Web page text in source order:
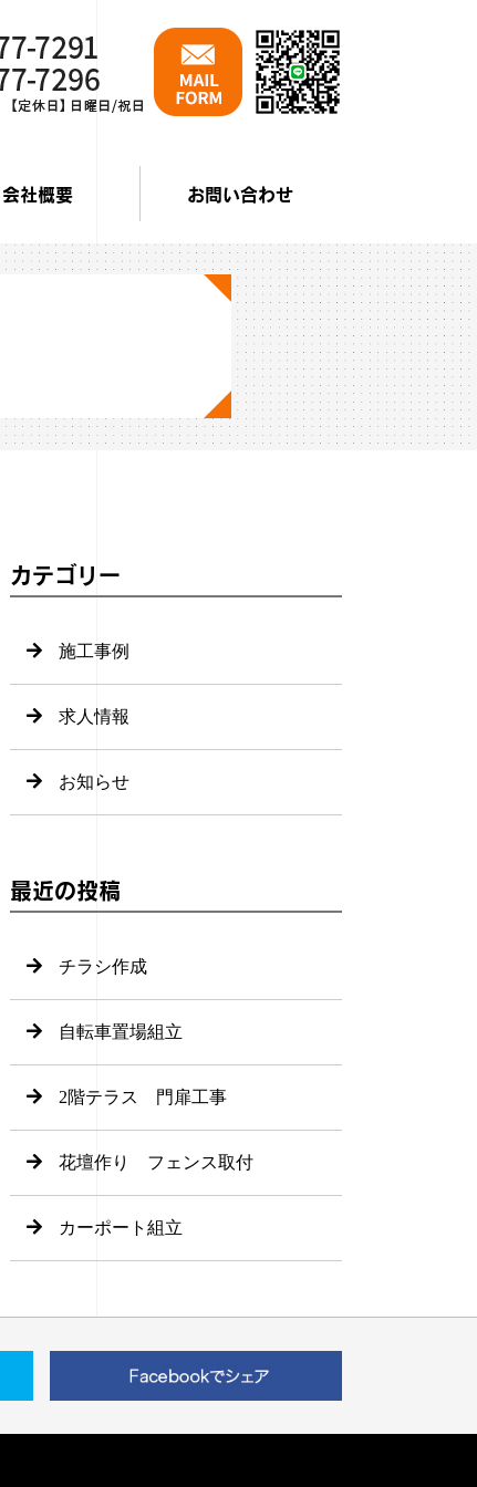
会社概要 お問い合わせ
カテゴリー
施工事例
求人情報
お知らせ
最近の投稿
チラシ作成
自転車置場組立
2階テラス 門扉工事
花壇作り フェンス取付
カーポート組立